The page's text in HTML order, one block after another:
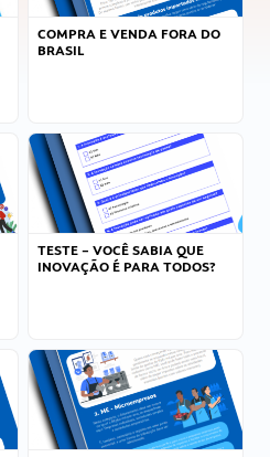
COMPRA E VENDA FORA DO
BRASIL
TESTE – VOCÊ SABIA QUE
INOVAÇÃO É PARA TODOS?